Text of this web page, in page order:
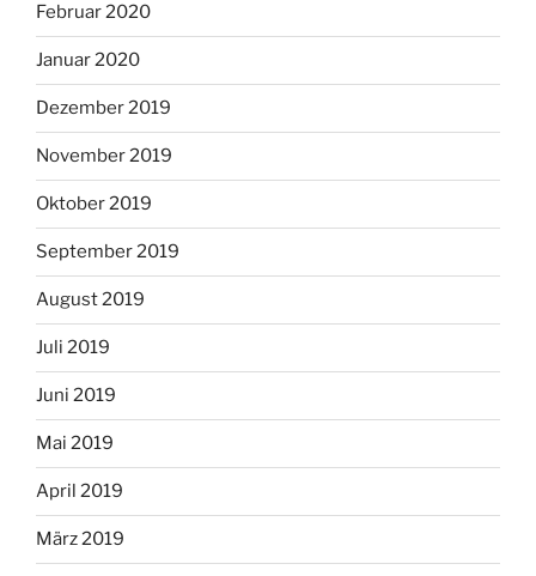
Februar 2020
Januar 2020
Dezember 2019
November 2019
Oktober 2019
September 2019
August 2019
Juli 2019
Juni 2019
Mai 2019
April 2019
März 2019